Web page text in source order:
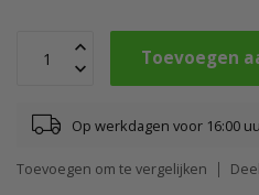
Toevoegen
Op werkdagen voor 16:00
Toevoegen om te vergelijken